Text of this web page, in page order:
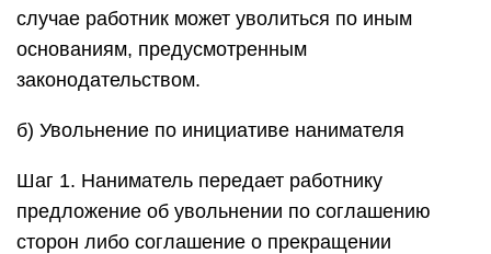
случае работник может уволиться по иным
основаниям, предусмотренным
законодательством.
б) Увольнение по инициативе нанимателя
Шаг 1. Наниматель передает работнику
предложение об увольнении по соглашению
сторон либо соглашение о прекращении